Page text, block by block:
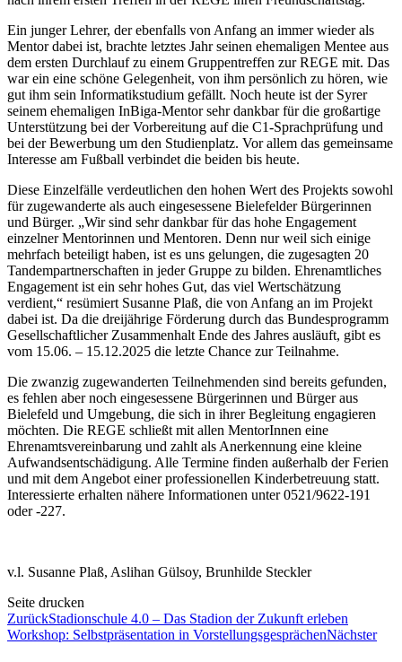
Ein junger Lehrer, der ebenfalls von Anfang an immer wieder als
Mentor dabei ist, brachte letztes Jahr seinen ehemaligen Mentee aus
dem ersten Durchlauf zu einem Gruppentreffen zur REGE mit. Das
war ein eine schöne Gelegenheit, von ihm persönlich zu hören, wie
gut ihm sein Informatikstudium gefällt. Noch heute ist der Syrer
seinem ehemaligen InBiga-Mentor sehr dankbar für die großartige
Unterstützung bei der Vorbereitung auf die C1-Sprachprüfung und
bei der Bewerbung um den Studienplatz. Vor allem das gemeinsame
Interesse am Fußball verbindet die beiden bis heute.
Diese Einzelfälle verdeutlichen den hohen Wert des Projekts sowohl
für zugewanderte als auch eingesessene Bielefelder Bürgerinnen
und Bürger. „Wir sind sehr dankbar für das hohe Engagement
einzelner Mentorinnen und Mentoren. Denn nur weil sich einige
mehrfach beteiligt haben, ist es uns gelungen, die zugesagten 20
Tandempartnerschaften in jeder Gruppe zu bilden. Ehrenamtliches
Engagement ist ein sehr hohes Gut, das viel Wertschätzung
verdient,“ resümiert Susanne Plaß, die von Anfang an im Projekt
dabei ist. Da die dreijährige Förderung durch das Bundesprogramm
Gesellschaftlicher Zusammenhalt Ende des Jahres ausläuft, gibt es
vom 15.06. – 15.12.2025 die letzte Chance zur Teilnahme.
Die zwanzig zugewanderten Teilnehmenden sind bereits gefunden,
es fehlen aber noch eingesessene Bürgerinnen und Bürger aus
Bielefeld und Umgebung, die sich in ihrer Begleitung engagieren
möchten. Die REGE schließt mit allen MentorInnen eine
Ehrenamtsvereinbarung und zahlt als Anerkennung eine kleine
Aufwandsentschädigung. Alle Termine finden außerhalb der Ferien
und mit dem Angebot einer professionellen Kinderbetreuung statt.
Interessierte erhalten nähere Informationen unter 0521/9622-191
oder -227.
v.l. Susanne Plaß, Aslihan Gülsoy, Brunhilde Steckler
Seite drucken
ZurückStadionschule 4.0 – Das Stadion der Zukunft erleben
Workshop: Selbstpräsentation in VorstellungsgesprächenNächster